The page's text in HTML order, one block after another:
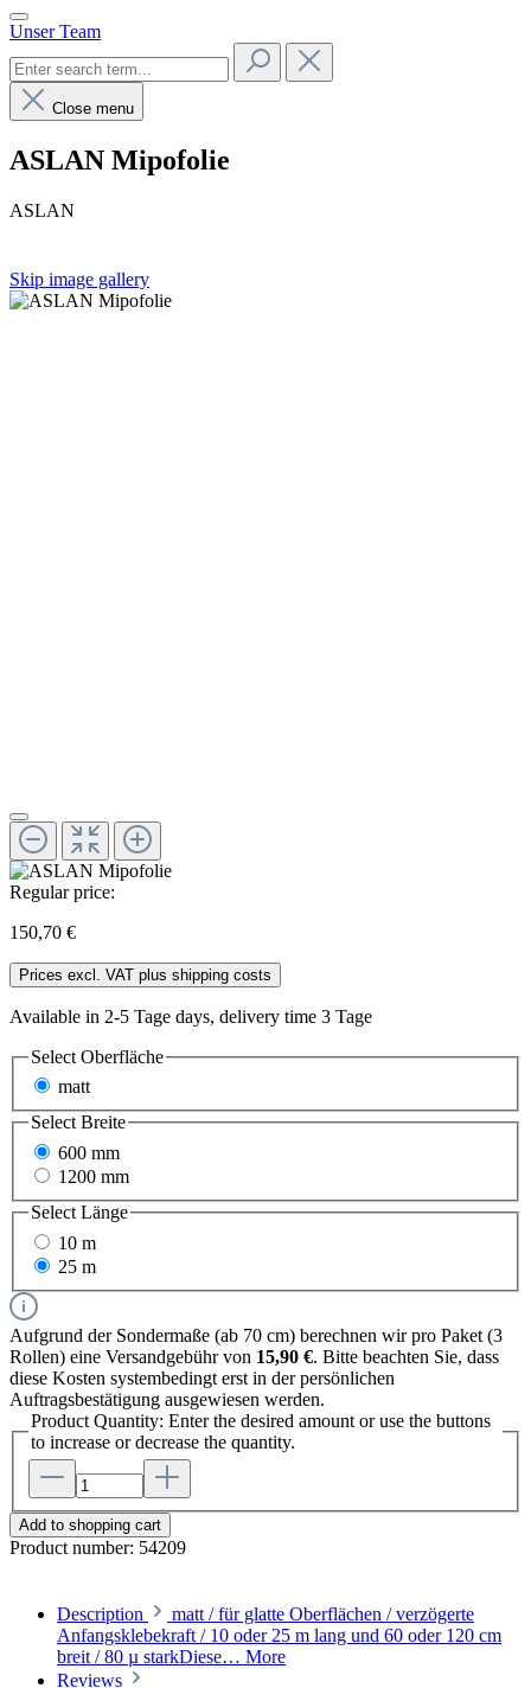
Unser Team
Close menu
ASLAN Mipofolie
ASLAN
Skip image gallery
Regular price:
150,70 €
Prices excl. VAT plus shipping costs
Available in 2-5 Tage days, delivery time 3 Tage
Select Oberfläche
matt
SelectBreite
600 mm
1200 mm
Select Länge
10 m
25 m
Aufgrund der Sondermaße (ab 70 cm) berechnen wir pro Paket (3
Rollen) eine Versandgebühr von 15,90 €. Bitte beachten Sie, dass
diese Kosten systembedingt erst in der persönlichen
Auftragsbestätigung ausgewiesen werden.
Product Quantity: Enter the desired amount or use the buttons
to increase or decrease the quantity.
Add to shopping cart
Product number: 54209
Description
matt / für glatte Oberflächen / verzögerte
Anfangsklebekraft / 10 oder 25 m lang und 60 oder 120 cm
breit / 80 µ starkDiese… More
Reviews